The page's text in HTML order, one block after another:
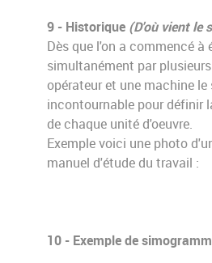
9 - Historique (D'où vient le
Dès que l'on a commencé à
simultanément par
opérateur et une machine
incontournable pour définir
de chaque unité d'oeuvre.
Exemple voici une photo
manuel d'étude du travail :
10 - Exemple de